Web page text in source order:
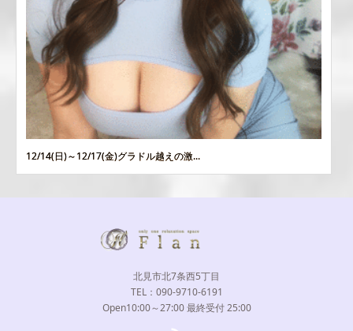
12/14(日)～12/17(金)グラドル越えの激...
北見市北7条西5丁目
TEL：090-9710-6191
Open10:00～27:00 最終受付 25:00